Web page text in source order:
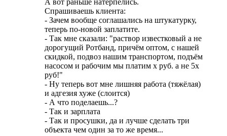
А вот раньше натерпелись.
Спрашиваешь клиента:
- Зачем вообще соглашались на штукатурку,
теперь по-новой заплатите.
- Так мне сказали: "раствор известковый а не
дорогущий Ротбанд, причём оптом, с нашей
скидкой, подвоз нашим транспортом, подъём
насосом и рабочим мы платим х руб. а не 5х
руб!"
- Ну теперь вот мне лишняя работа (тяжёлая)
и адгезия хуже (слоится)
- А что поделаешь...?
- Так и зарплата
- Так и просушки, да и лучше сделать три
объекта чем один за то же время...